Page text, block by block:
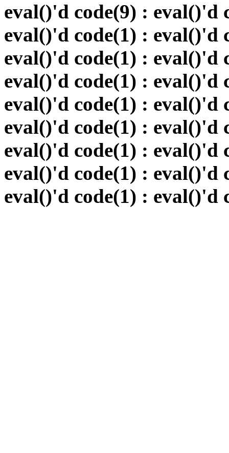
eval()'d code(9) : eval()'d
eval()'d code(1) : eval()'d
eval()'d code(1) : eval()'d
eval()'d code(1) : eval()'d
eval()'d code(1) : eval()'d
eval()'d code(1) : eval()'d
eval()'d code(1) : eval()'d
eval()'d code(1) : eval()'d
eval()'d code(1) : eval()'d